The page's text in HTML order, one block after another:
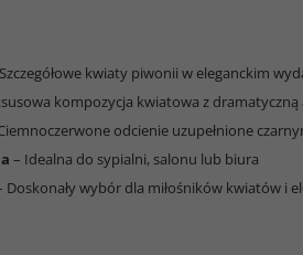
kwiaty piwonii w eleganckim
kompozycja kwiatowa z dramatyczną
odcienie uzupełnione
– Idealna do sypialni, salonu lub biura
Doskonały wybór dla miłośników kwiatów i